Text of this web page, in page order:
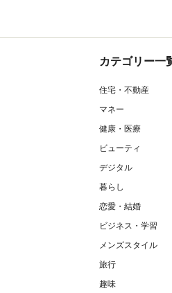
カテゴリー一
住宅・不動産
マネー
健康・医療
ビューティ
デジタル
暮らし
恋愛・結婚
ビジネス・学習
メンズスタイル
旅行
趣味